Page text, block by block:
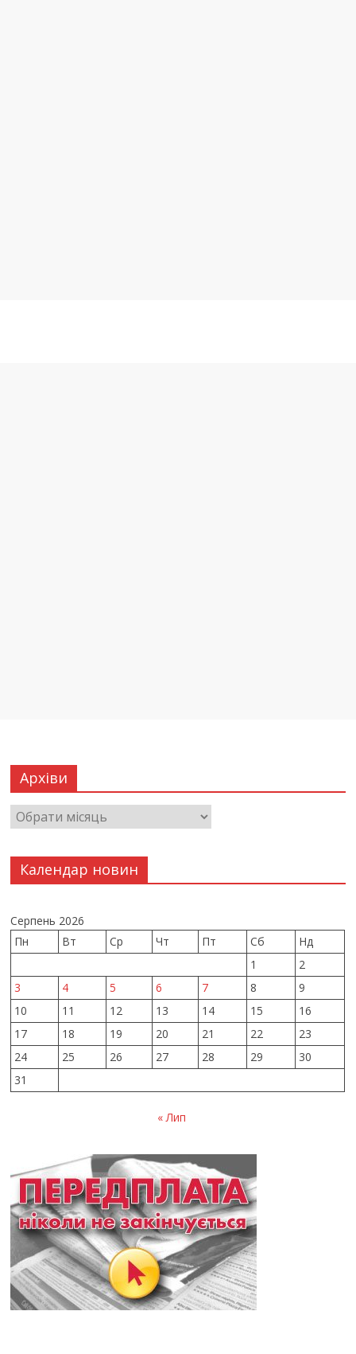
Архіви
Календар новин
Серпень 2026
Пн
Вт Ср Чт Пт Сб
Нд
1
2
3
4 5 6 7 8
9
10
11 12 13 14 15
16
17
18 19 20 21 22
23
24
25 26 27 28 29
30
31
« Лип